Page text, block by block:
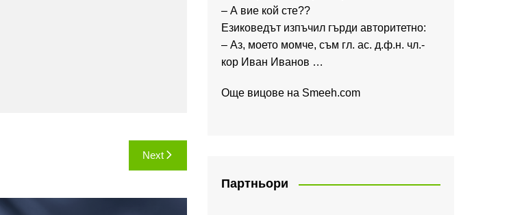
Next
– А вие кой сте??
Езиковедът изпъчил гърди авторитетно:
– Аз, моето момче, съм гл. ас. д.ф.н. чл.-
кор Иван Иванов …
Още вицове на Smeeh.com
Партньори